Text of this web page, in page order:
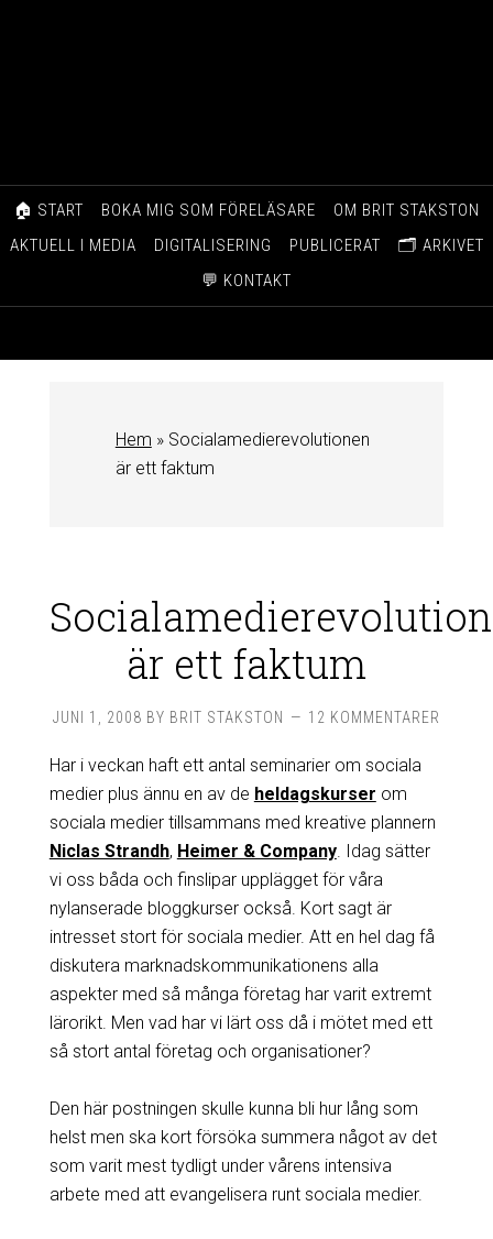
🏠 START BOKA MIG SOM FÖRELÄSARE
OM BRIT STAKSTON
AKTUELL I MEDIA
DIGITALISERING PUBLICERAT
🗂️ ARKIVET
💬 KONTAKT
Hem » Socialamedierevolutionen
är ett faktum
är ett faktum
JUNI 1, 2008 BY BRIT STAKSTON 12 KOMMENTARER
Har i veckan haft ett antal seminarier om sociala
medier plus ännu en av de heldagskurser om
sociala medier tillsammans med kreative plannern
Niclas Strandh, Heimer & Company. Idag sätter
vi oss båda och finslipar upplägget för våra
nylanserade bloggkurser också. Kort sagt är
intresset stort för sociala medier. Att en hel dag få
diskutera marknadskommunikationens alla
aspekter med så många företag har varit extremt
lärorikt. Men vad har vi lärt oss då i mötet med ett
så stort antal företag och organisationer?
Den här postningen skulle kunna bli hur lång som
helst men ska kort försöka summera något av det
som varit mest tydligt under vårens intensiva
arbete med att evangelisera runt sociala medier.